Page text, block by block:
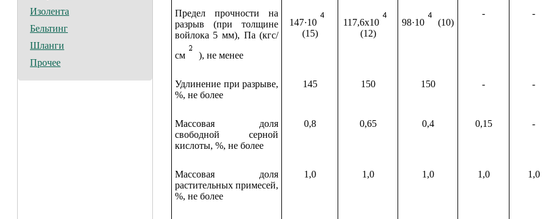
Изолента
Бельтинг
Шланги
Прочее
Предел прочности на
разрыв (при толщине
войлока 5 мм), Па (кгс/
см
), не менее
147·10
(15)
117,6х10
(12)
98·10 (10)
- -
Удлинение при разрыве,
%, не более
145 150 150 - -
Массовая доля
свободной серной
кислоты, %, не более
0,8 0,65 0,4 0,15 -
Массовая доля
растительных примесей,
%, не более
1,0 1,0 1,0 1,0 1,0